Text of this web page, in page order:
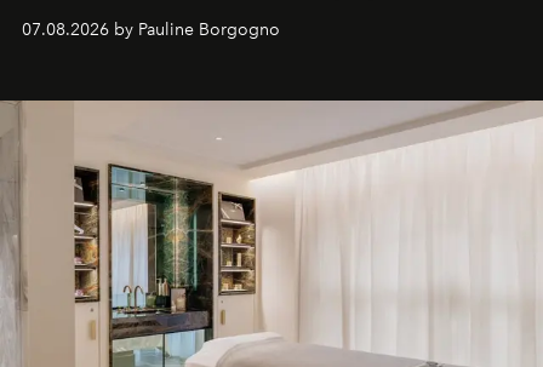
inédites et plongée dans les coulisses d'un phénomène
générationnel.
07.08.2026 by Pauline Borgogno